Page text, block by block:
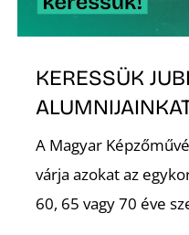
KERESSÜK
A Magyar
várja azokat az
60, 65 vagy 70 éve